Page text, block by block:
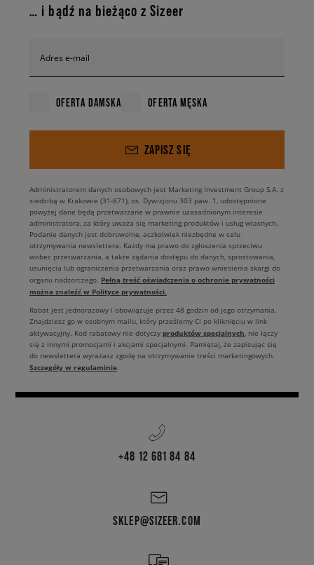
idziesz na spotkanie ze znajomymi, uliczne zwiedzanie czy wyjątkową
okazję, New Balance 550 dostarczą Ci komfortu i stylu, który idealnie
… i bądź na bieżąco z Sizeer
Adres e-mail
OFERTA DAMSKA OFERTA MĘSKA
ZAPISZ SIĘ
Administratorem danych osobowych jest Marketing Investment Group S.A. z
siedzibą w Krakowie (31-871), os. Dywizjonu 303 paw. 1, udostępnione
powyżej dane będą przetwarzane w prawnie uzasadnionym interesie
administratora, za który uważa się marketing produktów i usług własnych.
Podanie danych jest dobrowolne, aczkolwiek niezbędne w celu
otrzymywania newslettera. Każdy ma prawo do zgłoszenia sprzeciwu
wobec przetwarzania, a także żądania dostępu do danych, sprostowania,
usunięcia lub ograniczenia przetwarzania oraz prawo wniesienia skargi do
organu nadzorczego. Pełną treść oświadczenia o ochronie prywatności
można znaleźć w Polityce prywatności.
Rabat jest jednorazowy i obowiązuje przez 48 godzin od jego otrzymania.
Znajdziesz go w osobnym mailu, który prześlemy Ci po kliknięciu w link
aktywacyjny. Kod rabatowy nie dotyczy produktów specjalnych, nie łączy
się z innymi promocjami i akcjami specjalnymi. Pamiętaj, że zapisując się
do newslettera wyrażasz zgodę na otrzymywanie treści marketingowych.
Szczegóły w regulaminie.
+48 12 681 84 84
SKLEP@SIZEER.COM